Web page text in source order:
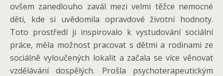
ovšem zanedlouho zavál mezi velmi těžce nemocné
děti, kde si uvědomila opravdové životní hodnoty.
Toto prostředí ji inspirovalo k vystudování sociální
práce, měla možnost pracovat s dětmi a rodinami ze
sociálně vyloučených lokalit a začala se více věnovat
vzdělávání dospělých. Prošla psychoterapeutickým